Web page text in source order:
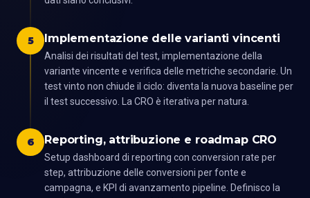
5 Implementazione delle varianti vincenti
Analisi dei risultati del test, implementazione della
variante vincente e verifica delle metriche secondarie. Un
test vinto non chiude il ciclo: diventa la nuova baseline per
il test successivo. La CRO è iterativa per natura.
6 Reporting, attribuzione e roadmap CRO
Setup dashboard di reporting con conversion rate per
step, attribuzione delle conversioni per fonte e
campagna, e KPI di avanzamento pipeline. Definisco la